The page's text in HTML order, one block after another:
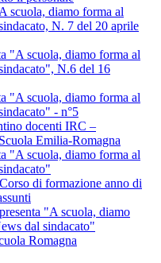
scuola, diamo forma al
N. 7 del 20 aprile
"A scuola, diamo forma al
N.6 del 16
"A scuola, diamo forma al
- n°5
docenti IRC –
Emilia-Romagna
"A scuola, diamo forma al
di formazione anno di
"A scuola, diamo
dal sindacato"
Romagna